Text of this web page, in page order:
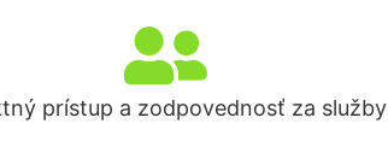
prístup a zodpovednosť za služby